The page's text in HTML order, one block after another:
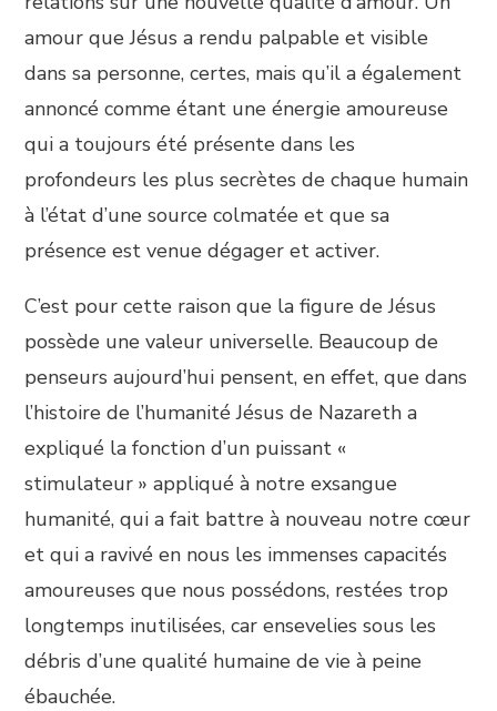
amour que Jésus a rendu palpable et visible
dans sa personne, certes, mais qu’il a également
annoncé comme étant une énergie amoureuse
qui a toujours été présente dans les
profondeurs les plus secrètes de chaque humain
à l’état d’une source colmatée et que sa
présence est venue dégager et activer.
C’est pour cette raison que la figure de Jésus
possède une valeur universelle. Beaucoup de
penseurs aujourd’hui pensent, en effet, que dans
l’histoire de l’humanité Jésus de Nazareth a
expliqué la fonction d’un puissant «
stimulateur » appliqué à notre exsangue
humanité, qui a fait battre à nouveau notre cœur
et qui a ravivé en nous les immenses capacités
amoureuses que nous possédons, restées trop
longtemps inutilisées, car ensevelies sous les
débris d’une qualité humaine de vie à peine
ébauchée.